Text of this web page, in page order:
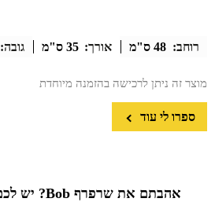
רוחב: 48 ס"מ אורך: 35 ס"מ גובה:
מוצר זה ניתן לרכישה בהזמנה מיוחדת
ספרו לי עוד
אהבתם את שרפרף Bob? יש לכם שאלה?